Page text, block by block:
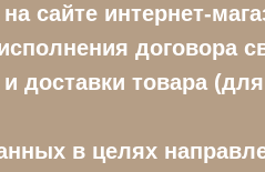
сайте интернет-
договора
товара
в целях